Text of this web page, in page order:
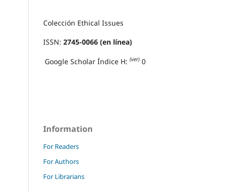
Colección Ethical Issues
ISSN: 2745-0066 (en línea)
Google Scholar Índice H: (ver) 0
Information
For Readers
For Authors
For Librarians